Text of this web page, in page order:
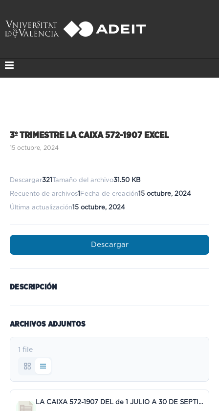
3º TRIMESTRE LA CAIXA 572-1907 EXCEL
15 octubre, 2024
Descargar321 Tamaño del archivo31.50 KB
Recuento de archivos1 Fecha de creación15 octubre, 2024
Última actualización15 octubre, 2024
Descargar
DESCRIPCIÓN
ARCHIVOS ADJUNTOS
1 file
LA CAIXA 572-1907 DEL de 1 JULIO A 30 DE SEPTIEMBRE 2024.xls